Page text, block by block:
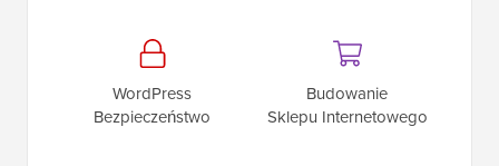
WordPress
Bezpieczeństwo
Budowanie
Sklepu Internetowego